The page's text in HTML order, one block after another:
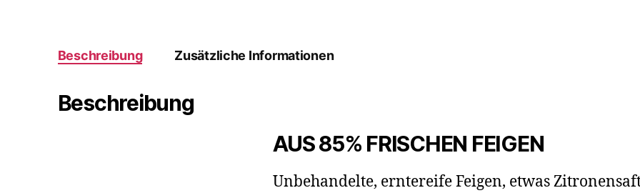
Beschreibung Zusätzliche Informationen
Beschreibung
AUS 85% FRISCHEN FEIGEN
Unbehandelte, erntereife Feigen, etwas